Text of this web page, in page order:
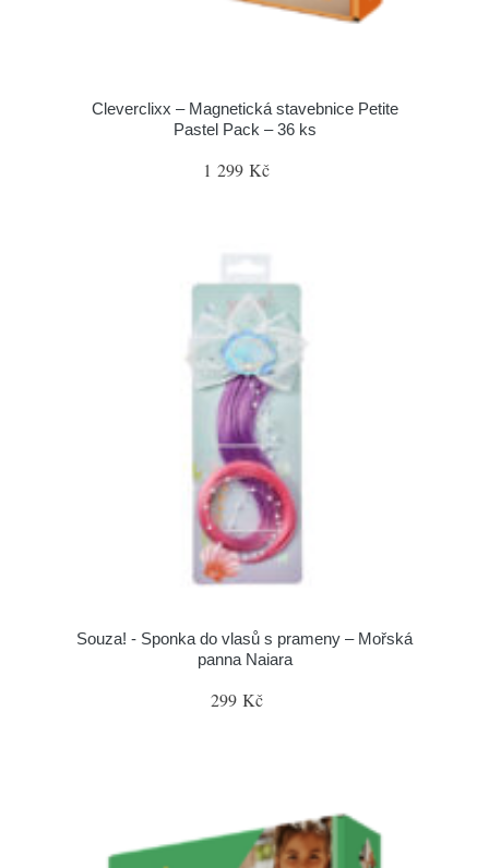
Cleverclixx – Magnetická stavebnice Petite
Pastel Pack – 36 ks
1 299 Kč
Souza! - Sponka do vlasů s prameny – Mořská
panna Naiara
299 Kč